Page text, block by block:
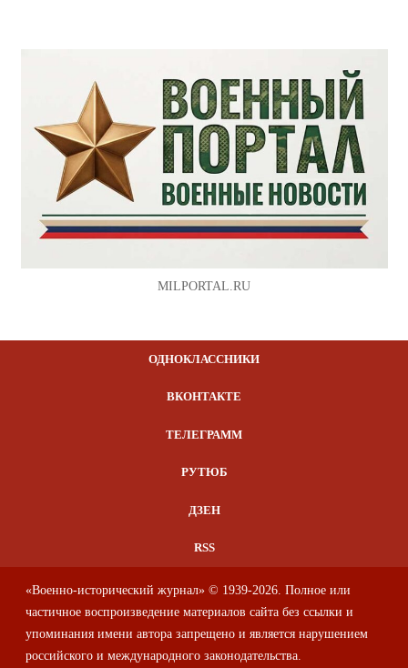
MILPORTAL.RU
ОДНОКЛАССНИКИ
ВКОНТАКТЕ
ТЕЛЕГРАММ
РУТЮБ
ДЗЕН
RSS
«Военно-исторический журнал» © 1939-2026. Полное или
частичное воспроизведение материалов сайта без ссылки и
упоминания имени автора запрещено и является нарушением
российского и международного законодательства.